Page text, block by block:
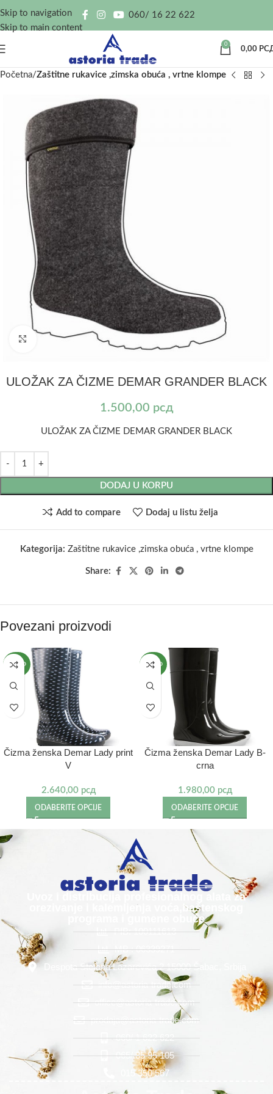
Skip to navigation
Skip to main content
060/ 16 22 622
0
0,00
Početna Zaštitne rukavice ,zimska obuća , vrtne klompe
Kliknite za uvećanje
ULOŽAK ZA ČIZME DEMAR GRANDER BLACK
1.500,00 рсд
ULOŽAK ZA ČIZME DEMAR GRANDER BLACK
DODAJ U KORPU
Add to compare Dodaj u listu želja
Kategorija: Zaštitne rukavice ,zimska obuća , vrtne klompe
Share:
Povezani proizvodi
NOVO
Čizma ženska Demar Lady print
V
2.640,00 рсд
ODABERITE OPCIJE
NOVO
Čizma ženska Demar Lady B-
crna
1.980,00 рсд
ODABERITE OPCIJE
Uvoz i distribucija profesionalnog alata za
orezivanje i kalemljenja voća,baštenskog
programa i gumene obuće
PIB: 100111613
MB : 06339271
Despota Stefana Lazarevića 2 15000 Šabac, Srbija
info@astoria-trade.com
office@astoria-trade.com
prodaja@astoria-trade.com
060/ 1 622 622
065/ 85 95 105
015 350 567